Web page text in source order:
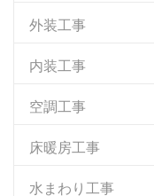
外装工事
内装工事
空調工事
床暖房工事
水まわり工事